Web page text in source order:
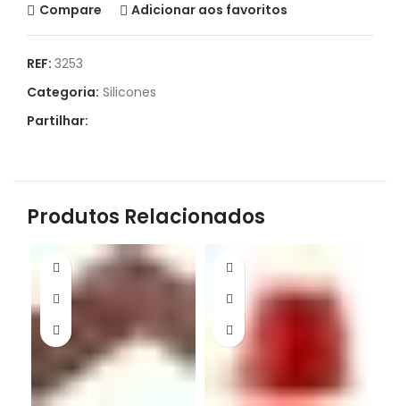
Compare Adicionar aos favoritos
REF: 3253
Categoria: Silicones
Partilhar:
Produtos Relacionados